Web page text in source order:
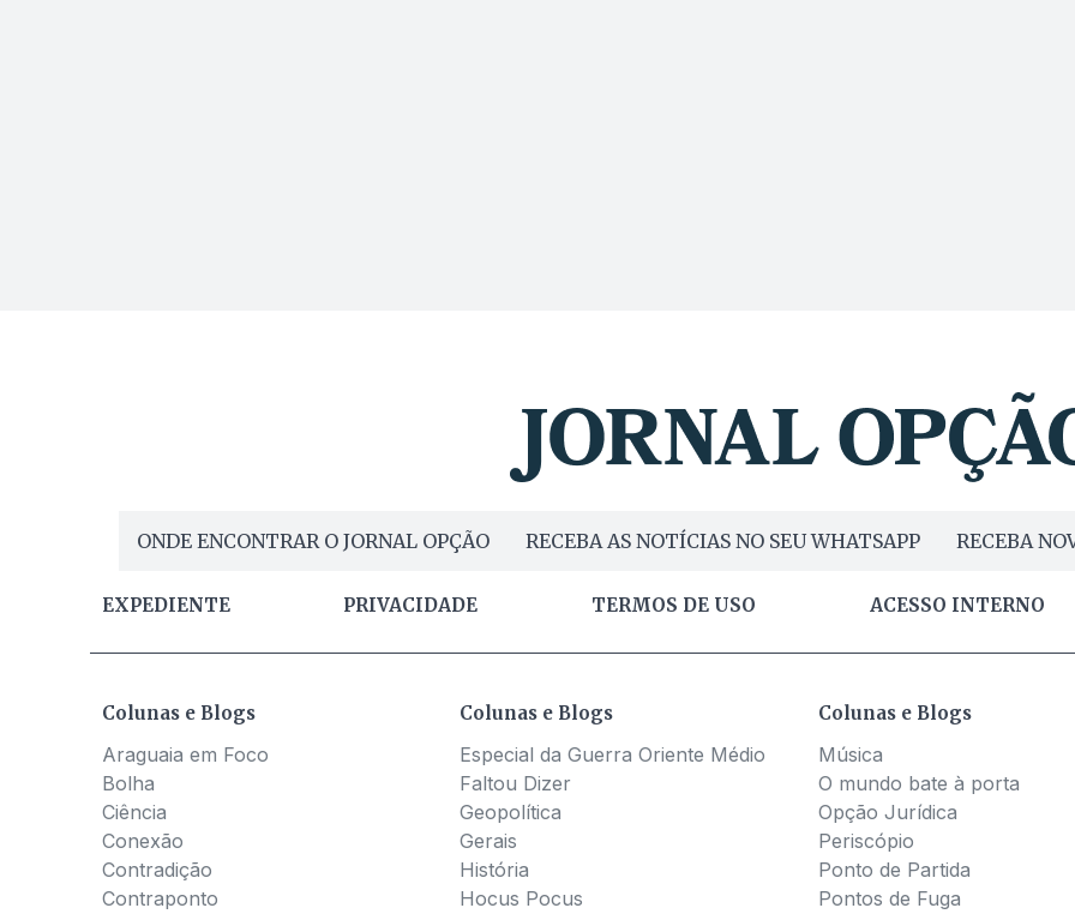
ONDE ENCONTRAR O JORNAL OPÇÃO RECEBA AS NOTÍCIAS NO SEU WHATSAPP RECEBA
EXPEDIENTE PRIVACIDADE TERMOS DE USO ACESSO INTERNO
Colunas e Blogs
Araguaia em Foco
Bolha
Ciência
Conexão
Contradição
Contraponto
Colunas e Blogs
Especial da Guerra Oriente Médio
Faltou Dizer
Geopolítica
Gerais
História
Hocus Pocus
Colunas e Blogs
Música
O mundo bate à porta
Opção Jurídica
Periscópio
Ponto de Partida
Pontos de Fuga